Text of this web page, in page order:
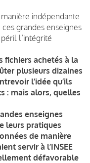
indépendante
grandes enseignes
l’intégrité
fichiers achetés à la
plusieurs dizaines
l’idée qu’ils
: mais alors, quelles
enseignes
leurs pratiques
de manière
servir à l’INSEE
défavorable